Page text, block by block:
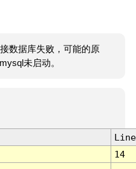
数据库失败，可能的原
未启动。
Line
14